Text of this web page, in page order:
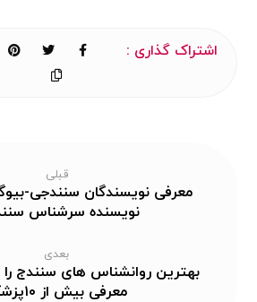
قبلی
نویسنده سرشناس
بعدی
بهترین روانشناس های سنندج را
معرفی بیش از ۱۰پزشک